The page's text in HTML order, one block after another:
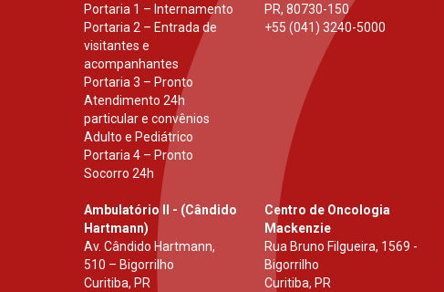
Portaria 1 – Internamento
Portaria 2 – Entrada de
visitantes e
acompanhantes
Portaria 3 – Pronto
Atendimento 24h
particular e convênios
Adulto e Pediátrico
Portaria 4 – Pronto
Socorro 24h
PR,80730-150
+55 (041) 3240-5000
Ambulatório II - (Cândido
Hartmann)
Av. Cândido Hartmann,
510 – Bigorrilho
Curitiba, PR
Centro de Oncologia
Mackenzie
Rua Bruno Filgueira, 1569 -
Bigorrilho
Curitiba, PR